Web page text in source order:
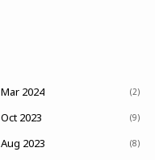
Mar 2024 (2)
Oct 2023 (9)
Aug 2023 (8)